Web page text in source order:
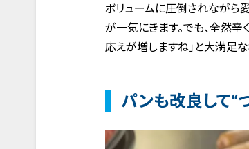
ボリュームに圧倒されながら
が一気にきます。でも、全然
応えが増しますね」と大満足な
パンも改良して“